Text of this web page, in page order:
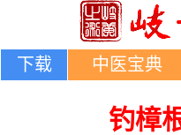
下载 中医宝典
钓樟